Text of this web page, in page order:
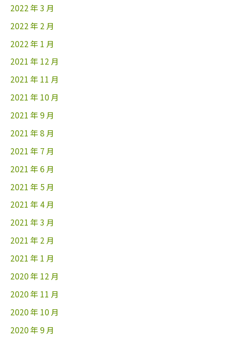
2022 年 3 月
2022 年 2 月
2022 年 1 月
2021 年 12 月
2021 年 11 月
2021 年 10 月
2021 年 9 月
2021 年 8 月
2021 年 7 月
2021 年 6 月
2021 年 5 月
2021 年 4 月
2021 年 3 月
2021 年 2 月
2021 年 1 月
2020 年 12 月
2020 年 11 月
2020 年 10 月
2020 年 9 月